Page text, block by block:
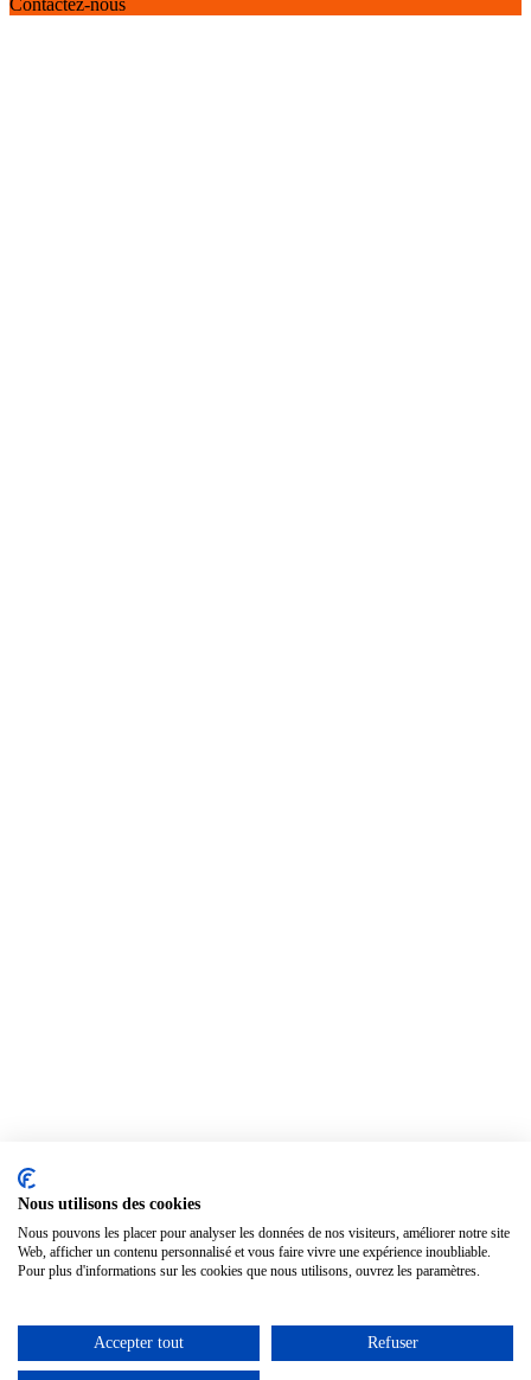
Contactez-nous
Nous utilisons des cookies
Nous pouvons les placer pour analyser les données de nos visiteurs, améliorer notre site
Web, afficher un contenu personnalisé et vous faire vivre une expérience inoubliable.
Pour plus d'informations sur les cookies que nous utilisons, ouvrez les paramètres.
Accepter tout Refuser